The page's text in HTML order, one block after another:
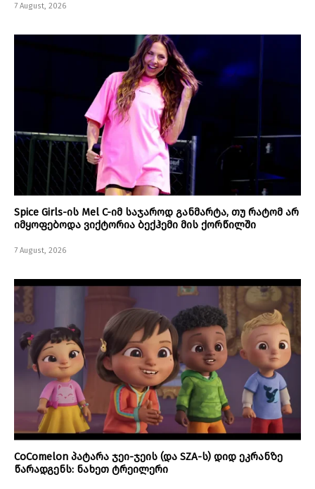
7 August, 2026
Spice Girls-ის Mel C-იმ საჯაროდ განმარტა, თუ რატომ არ
იმყოფებოდა ვიქტორია ბექჰემი მის ქორწილში
7 August, 2026
CoComelon პატარა ჯეი-ჯეის (და SZA-ს) დიდ ეკრანზე
წარადგენს: ნახეთ ტრეილერი